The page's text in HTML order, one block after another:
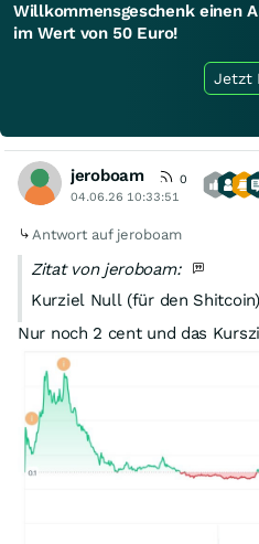
Willkommensgeschenk einen
im Wert von 50 Euro!
Jetzt
jeroboam
0
04.06.26 10:33:51
Antwort auf jeroboam
Zitat von jeroboam:
Kurziel Null (für den Shitcoin)
Nur noch 2 cent und das